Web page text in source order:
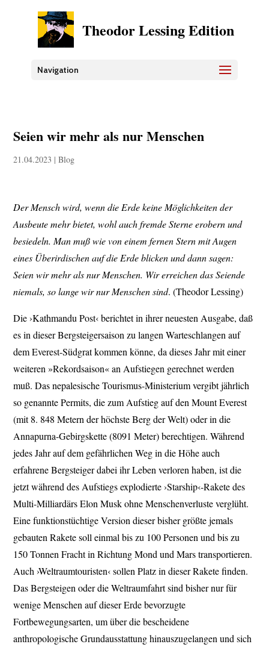
Theodor Lessing Edition
Navigation
Seien wir mehr als nur Menschen
21.04.2023 |Blog
Der Mensch wird, wenn die Erde keine Möglichkeiten der
Ausbeute mehr bietet, wohl auch fremde Sterne erobern und
besiedeln. Man muß wie von einem fernen Stern mit Augen
eines Überirdischen auf die Erde blicken und dann sagen:
Seien wir mehr als nur Menschen. Wir erreichen das Seiende
niemals, so lange wir nur Menschen sind. (Theodor Lessing)
Die ›Kathmandu Post‹ berichtet in ihrer neuesten Ausgabe, daß
es in dieser Bergsteigersaison zu langen Warteschlangen auf
dem Everest-Südgrat kommen könne, da dieses Jahr mit einer
weiteren »Rekordsaison« an Aufstiegen gerechnet werden
muß. Das nepalesische Tourismus-Ministerium vergibt jährlich
so genannte Permits, die zum Aufstieg auf den Mount Everest
(mit 8. 848 Metern der höchste Berg der Welt) oder in die
Annapurna-Gebirgskette (8091 Meter) berechtigen. Während
jedes Jahr auf dem gefährlichen Weg in die Höhe auch
erfahrene Bergsteiger dabei ihr Leben verloren haben, ist die
jetzt während des Aufstiegs explodierte ›Starship‹-Rakete des
Multi-Milliardärs Elon Musk ohne Menschenverluste verglüht.
Eine funktionstüchtige Version dieser bisher größte jemals
gebauten Rakete soll einmal bis zu 100 Personen und bis zu
150 Tonnen Fracht in Richtung Mond und Mars transportieren.
Auch ›Weltraumtouristen‹ sollen Platz in dieser Rakete finden.
Das Bergsteigen oder die Weltraumfahrt sind bisher nur für
wenige Menschen auf dieser Erde bevorzugte
Fortbewegungsarten, um über die bescheidene
anthropologische Grundausstattung hinauszugelangen und sich